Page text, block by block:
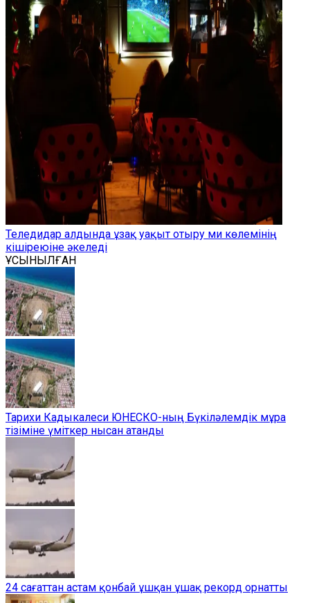
Теледидар алдында ұзақ уақыт отыру ми көлемінің
кішіреюіне әкеледі
ҰСЫНЫЛҒАН
Тарихи Кадыкалеси ЮНЕСКО-ның Бүкіләлемдік мұра
тізіміне үміткер нысан атанды
24 сағаттан астам қонбай ұшқан ұшақ рекорд орнатты